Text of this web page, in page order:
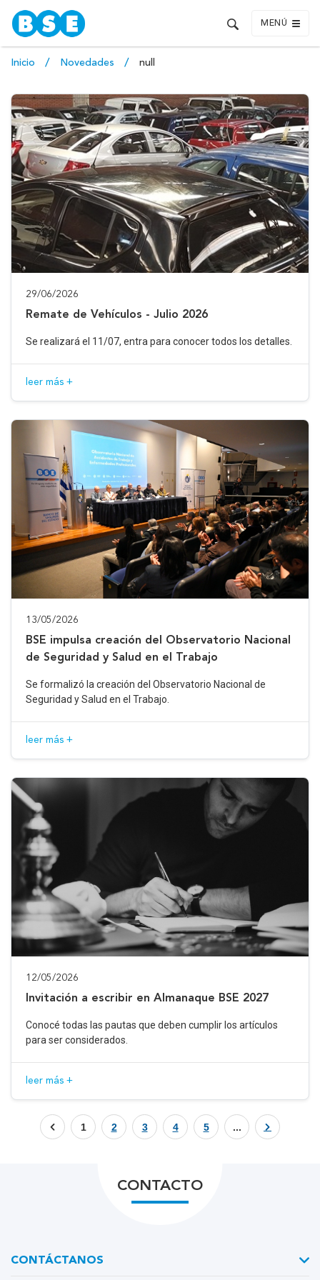
MENÚ
Inicio Novedades null
29/06/2026
Remate de Vehículos - Julio 2026
Se realizará el 11/07, entra para conocer todos los detalles.
leer más +
13/05/2026
BSE impulsa creación del Observatorio Nacional
de Seguridad y Salud en el Trabajo
Se formalizó la creación del Observatorio Nacional de
Seguridad y Salud en el Trabajo.
leer más +
12/05/2026
Invitación a escribir en Almanaque BSE 2027
Conocé todas las pautas que deben cumplir los artículos
para ser considerados.
leer más +
1 2 3 4 5 ...
CONTACTO
CONTÁCTANOS